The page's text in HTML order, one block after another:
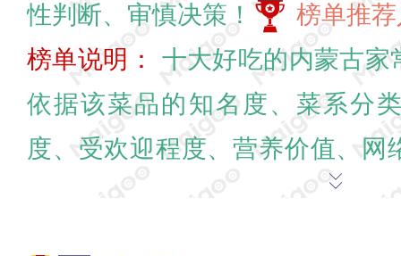
性判断、审慎决策！
榜单推
榜单说明：
十大好吃的内蒙古家
依据该菜品的知名度、菜系分
度、受欢迎程度、营养价值、网
主题的契合度，并综合参考互